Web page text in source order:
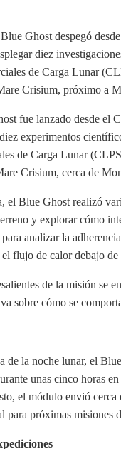
Ghost despegó
diez
de Carga Lunar
Crisium, próximo a
fue lanzado desde el
experimentos
de Carga Lunar
Crisium, cerca de
el Blue Ghost realizó
y explorar cómo
analizar la
el flujo de calor debajo
de la misión se
sobre cómo se
de la noche lunar, el
unas cinco horas
el módulo envió
para próximas misiones